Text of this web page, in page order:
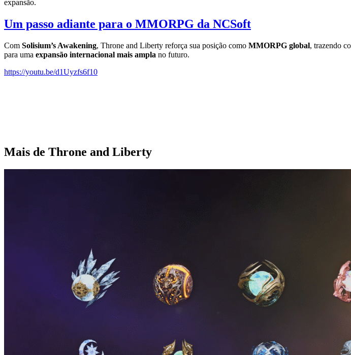
expansão.
Um passo adiante para o MMORPG da NCSoft
Com Solisium’s Awakening, Throne and Liberty reforça sua posição como MMORPG global, trazendo
para uma expansão internacional mais ampla no futuro.
https://youtu.be/d1Uyzfs6f10
Mais de Throne and Liberty